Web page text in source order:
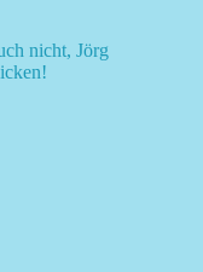
nicht, Jörg